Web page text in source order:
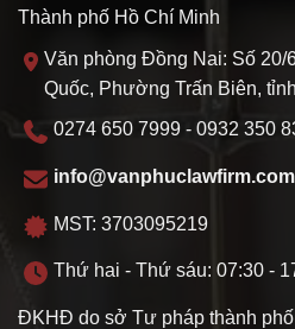
Thành phố Hồ Chí Minh
Văn phòng Đồng Nai: Số
Quốc, Phường Trấn Biên,
0274 650 7999 - 0932 350
info@vanphuclawfirm.com
MST: 3703095219
Thứ hai - Thứ sáu: 07:30 -
ĐKHĐ do sở Tư pháp thành